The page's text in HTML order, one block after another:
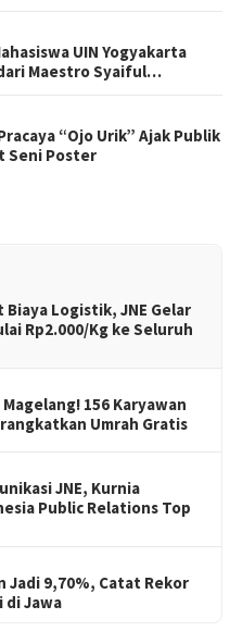
UIN Yogyakarta
Maestro Syaiful…
“Ojo Urik” Ajak Publik
Seni Poster
Biaya Logistik, JNE Gelar
Rp2.000/Kg ke Seluruh
156 Karyawan
Umrah Gratis
JNE, Kurnia
Public Relations Top
Jadi 9,70%, Catat Rekor
Jawa